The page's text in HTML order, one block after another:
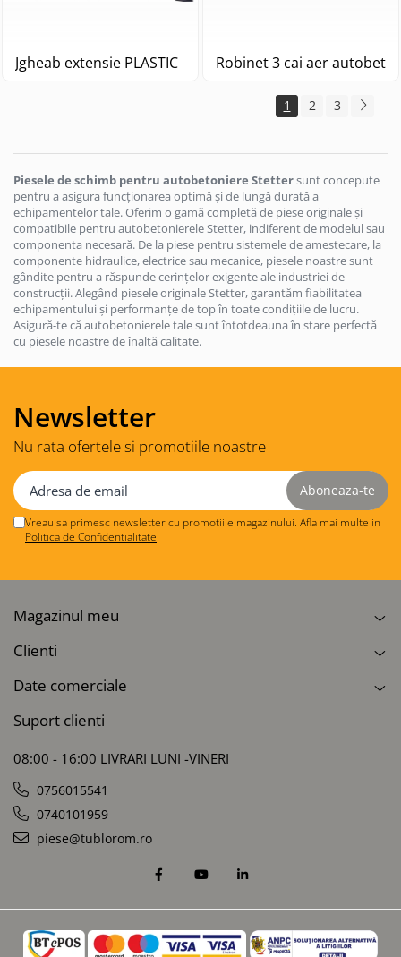
Jgheab extensie PLASTIC Stetter 7m3, 9m3, 10m3
Robinet 3 cai aer
1 2 3
Piesele de schimb pentru autobetoniere Stettersunt concepute
pentru a asigura funcționarea optimă și de lungă durată a
echipamentelor tale. Oferim o gamă completă de piese originale și
compatibile pentru autobetonierele Stetter, indiferent de modelul sau
componenta necesară. De la piese pentru sistemele de amestecare, la
componente hidraulice, electrice sau mecanice, piesele noastre sunt
gândite pentru a răspunde cerințelor exigente ale industriei de
construcții. Alegând piesele originale Stetter, garantăm fiabilitatea
echipamentului și performanțe de top în toate condițiile de lucru.
Asigură-te că autobetonierele tale sunt întotdeauna în stare perfectă
cu piesele noastre de înaltă calitate.
Newsletter
Nu rata ofertele si promotiile noastre
Vreau sa primesc newsletter cu promotiile magazinului. Afla mai multe in
Politica de Confidentialitate
Magazinul meu
Clienti
Date comerciale
Suport clienti
08:00 - 16:00 LIVRARI LUNI -VINERI
0756015541
0740101959
piese@tublorom.ro